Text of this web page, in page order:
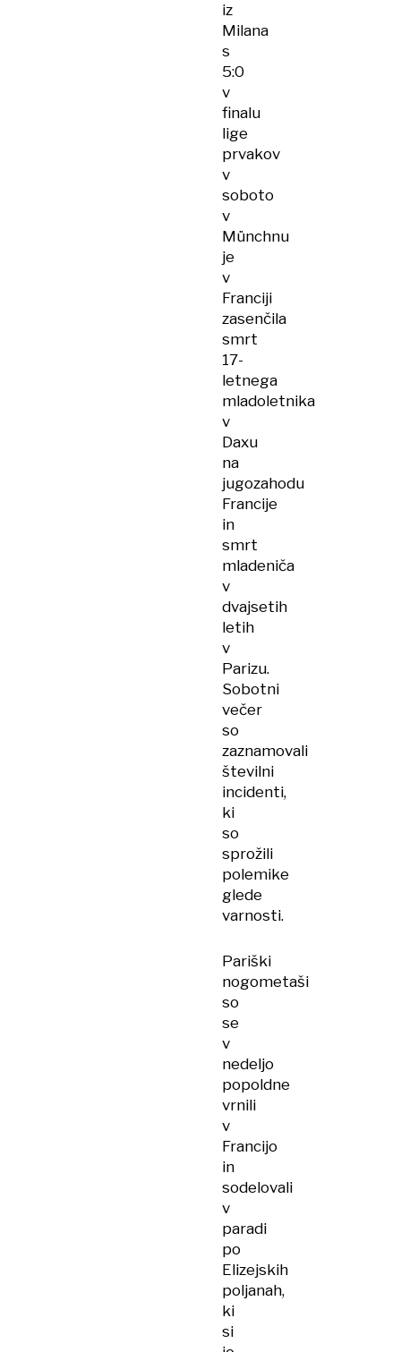
iz
Milana
s
5:0
v
finalu
lige
prvakov
v
soboto
v
Münchnu
je
v
Franciji
zasenčila
smrt
17-
letnega
mladoletnika
v
Daxu
na
jugozahodu
Francije
in
smrt
mladeniča
v
dvajsetih
letih
v
Parizu.
Sobotni
večer
so
zaznamovali
številni
incidenti,
ki
so
sprožili
polemike
glede
varnosti.
Pariški
nogometaši
so
se
v
nedeljo
popoldne
vrnili
v
Francijo
in
sodelovali
v
paradi
po
Elizejskih
poljanah,
ki
si